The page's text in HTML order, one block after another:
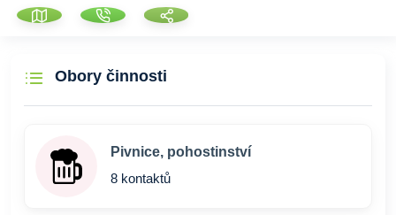
Obory činnosti
Pivnice, pohostinství
8 kontaktů